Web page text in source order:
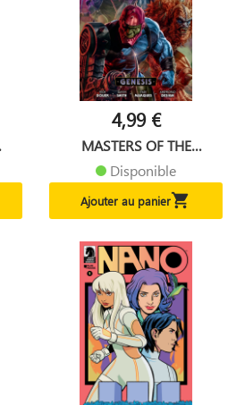
4,99 €
MASTERS OF THE
Disponible
Ajouter au panier